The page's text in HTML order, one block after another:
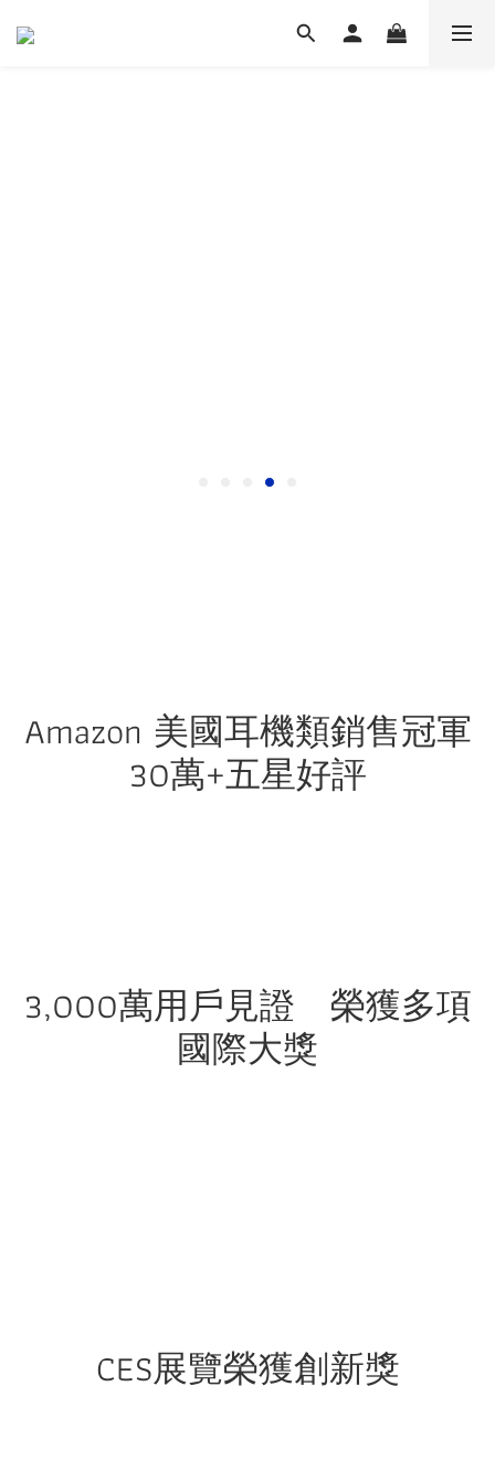
Amazon 美國耳機類銷售冠軍
30萬+五星好評
3,000萬用戶見證 榮獲多項
國際大獎
CES展覽榮獲創新獎